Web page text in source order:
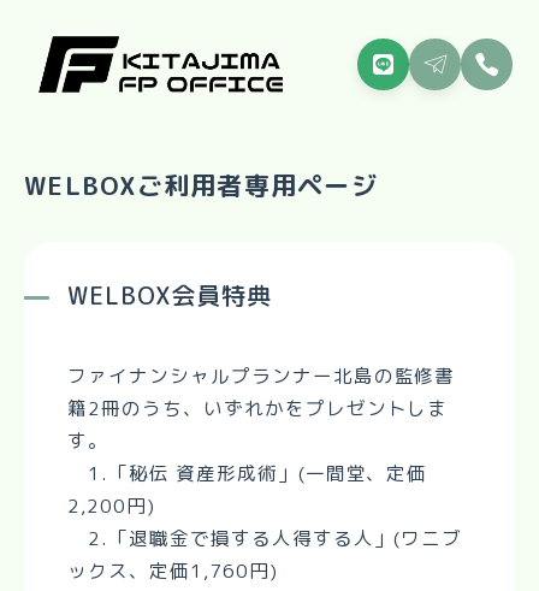
WELBOXご利用者専用ページ
WELBOX会員特典
ファイナンシャルプランナー北島の監修書
籍2冊のうち、いずれかをプレゼントしま
す。
1.「秘伝 資産形成術」(一間堂、定価
2,200円)
2.「退職金で損する人得する人」(ワニブ
ックス、定価1,760円)